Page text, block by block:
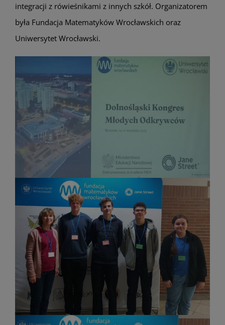
integracji z rówieśnikami z innych szkół. Organizatorem
była Fundacja Matematyków Wrocławskich oraz
Uniwersytet Wrocławski.